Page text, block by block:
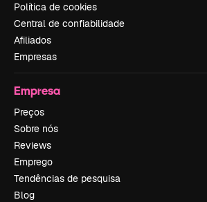
Política de cookies
Central de confiabilidade
Afiliados
Empresas
Empresa
Preços
Sobre nós
Reviews
Emprego
Tendências de pesquisa
Blog